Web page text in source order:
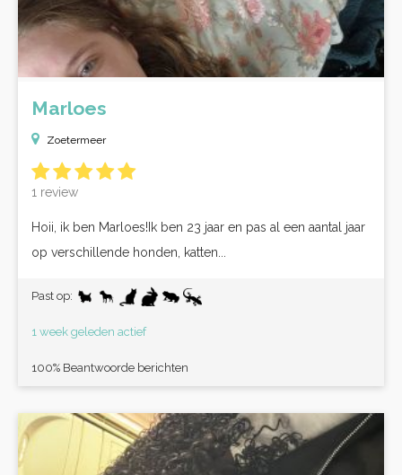
Marloes
Zoetermeer
1 review
Hoii, ik ben Marloes!Ik ben 23 jaar en pas al een aantal jaar
op verschillende honden, katten...
Past op:
1 week geleden actief
100% Beantwoorde berichten